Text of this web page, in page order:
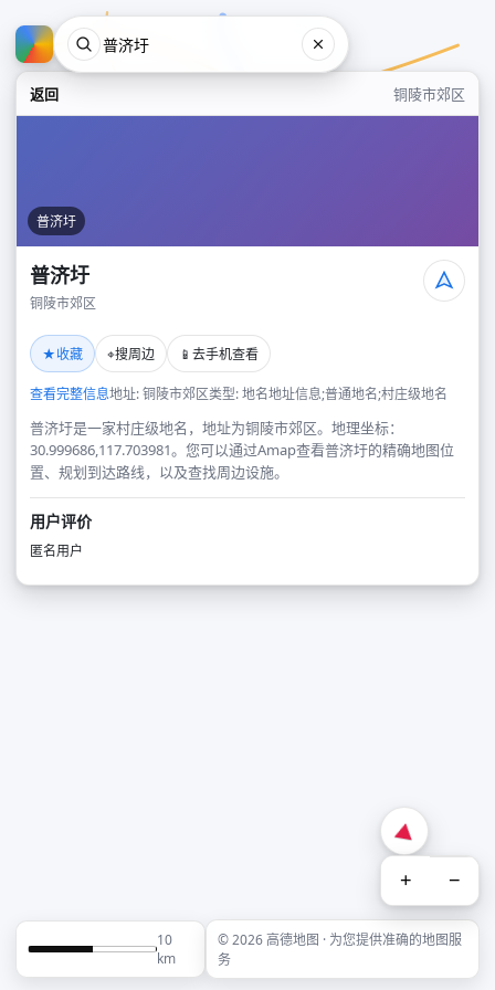
返回 铜陵市郊区
普济圩
普济圩
铜陵市郊区
★收藏 ⌖搜周边 📱 去手机查看
查看完整信息地址: 铜陵市郊区类型: 地名地址信息;普通地名;村庄级地名
普济圩是一家村庄级地名，地址为铜陵市郊区。地理坐标：
30.999686,117.703981。您可以通过Amap查看普济圩的精确地图位
置、规划到达路线，以及查找周边设施。
用户评价
匿名用户
+ −
10
km
© 2026 高德地图 · 为您提供准确的地图服
务